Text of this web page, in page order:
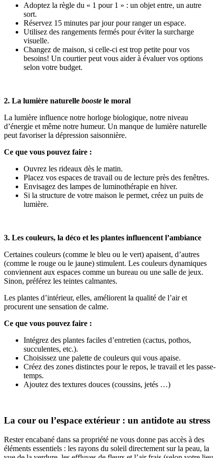
Adoptez la règle du « 1 pour 1 » : un objet entre, un autre
sort.
Réservez 15 minutes par jour pour ranger un espace.
Utilisez des rangements fermés pour éviter la surcharge
visuelle.
Changez de maison, si celle-ci est trop petite pour vos
besoins! Un courtier peut vous aider à évaluer vos options
selon votre budget.
2. La lumière naturelle booste le moral
La lumière influence notre horloge biologique, notre niveau
d’énergie et même notre humeur. Un manque de lumière naturelle
peut favoriser la dépression saisonnière.
Ce que vous pouvez faire :
Ouvrez les rideaux dès le matin.
Placez vos espaces de travail ou de lecture près des fenêtres.
Envisagez des lampes de luminothérapie en hiver.
Si la structure de votre maison le permet, créez un puits de
lumière.
3. Les couleurs, la déco et les plantes influencent l’ambiance
Certaines couleurs (comme le bleu ou le vert) apaisent, d’autres
(comme le rouge ou le jaune) stimulent. Les couleurs dynamiques
conviennent aux espaces comme un bureau ou une salle de jeux.
Sinon, préférez les teintes calmantes.
Les plantes d’intérieur, elles, améliorent la qualité de l’air et
procurent une sensation de calme.
Ce que vous pouvez faire :
Intégrez des plantes faciles d’entretien (cactus, pothos,
succulentes, etc.).
Choisissez une palette de couleurs qui vous apaise.
Créez des zones distinctes pour le repos, le travail et les passe-
temps.
Ajoutez des textures douces (coussins, jetés …)
La cour ou l’espace extérieur : un antidote au stress
Rester encabané dans sa propriété ne vous donne pas accès à des
éléments essentiels : les rayons du soleil directement sur la peau, la